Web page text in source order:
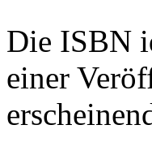
Die ISBN
einer